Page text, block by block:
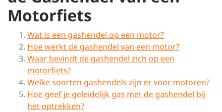
Motorfiets
Wat is een gashendel op een motor?
Hoe werkt de gashendel van een motor?
Waar bevindt de gashendel zich op een
motorfiets?
Welke soorten gashendels zijn er voor motoren?
Hoe geef je geleidelijk gas met de gashendel bij
het optrekken?